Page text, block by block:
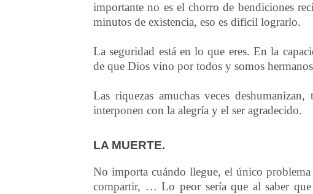
importante no es el chorro de bendiciones
minutos de existencia, eso es difícil lograrlo.
La seguridad está en lo que eres. En la
de que Dios vino por todos y somos
Las riquezas amuchas veces
interponen con la alegría y el ser agradecido.
LA MUERTE.
No importa cuándo llegue, el único
compartir, … Lo peor sería que al saber